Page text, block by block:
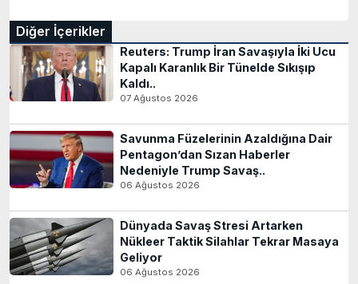
Diğer İçerikler
Reuters: Trump İran Savaşıyla İki Ucu
Kapalı Karanlık Bir Tünelde Sıkışıp
Kaldı..
07 Ağustos 2026
Savunma Füzelerinin Azaldığına Dair
Pentagon’dan Sızan Haberler
Nedeniyle Trump Savaş..
06 Ağustos 2026
Dünyada Savaş Stresi Artarken
Nükleer Taktik Silahlar Tekrar Masaya
Geliyor
06 Ağustos 2026